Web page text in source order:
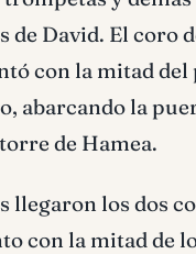
de David. El coro
con la mitad del
abarcando la
de Hamea.
llegaron los dos
con la mitad de